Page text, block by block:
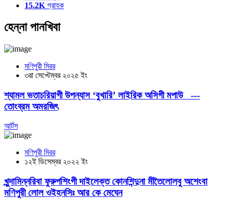
15.2K গ্রাহক
হেন্না পানখিবা
মণিপুরী মিরর
৩রা সেপ্টেম্বর ২০২৫ ইং
শ্যামল ভতাচরিয়াগী উপন্যাস ‘বুখারি’ লাইরিক অসিগী মপাউ ---
তোংব্রম অমরজিৎ
আর্টস
মণিপুরী মিরর
১২ই ডিসেম্বর ২০২২ ইং
খুন্দামিন্নরিবা ফুরুপশিংগী দাইলেক্ত কোনশিন্দুনা মীতৈলোলবু অশেংবা
মণিপুরী লোল ওইহনসিঃ আর কে মেঘেন